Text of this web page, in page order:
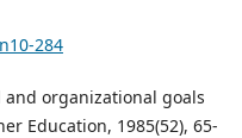
284
and organizational goals
Education, 1985(52), 65-